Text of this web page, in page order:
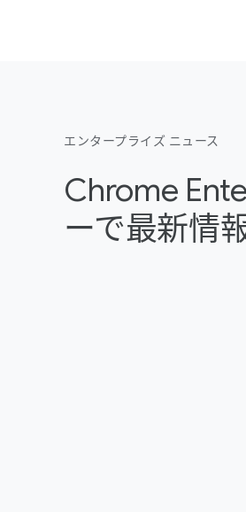
エンタープライズ ニュース
Chrome
ーで最新情